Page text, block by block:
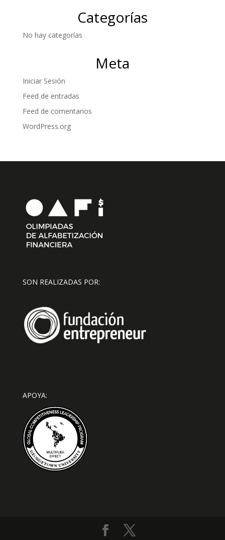
Categorías
No hay categorías
Meta
Iniciar Sesión
Feed de entradas
Feed de comentarios
WordPress.org
SON REALIZADAS POR:
APOYA: